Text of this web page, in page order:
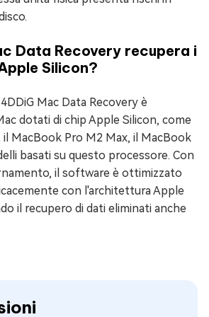
Data Recovery recupera i
Silicon?
Mac Data Recovery è
dotati di chip Apple Silicon, come
MacBook Pro M2 Max, il MacBook
basati su questo processore. Con
il software è ottimizzato
con l'architettura Apple
il recupero di dati eliminati anche